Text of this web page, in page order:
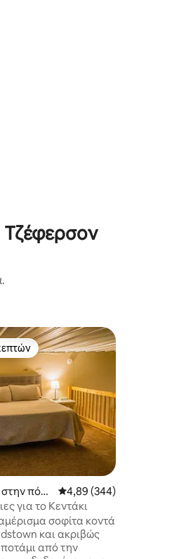
Τζέφερσον
κριτικές
επισκεπτών
πόλ
Μέση βαθμολογία:
4,89 (344)
για το Κεντάκι
σοφίτα κοντά
και ακριβώς
από την